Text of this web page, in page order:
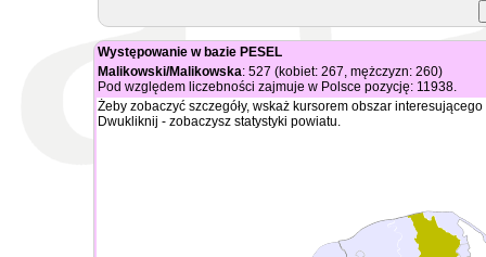
Występowanie w bazie PESEL
Malikowski/Malikowska: 527 (kobiet: 267, mężczyzn: 260)
Pod względem liczebności zajmuje w Polsce pozycję: 11938.
Żeby zobaczyć szczegóły, wskaż kursorem obszar
Dwukliknij - zobaczysz statystyki powiatu.